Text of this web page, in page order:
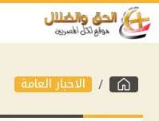
الاخبار العامة